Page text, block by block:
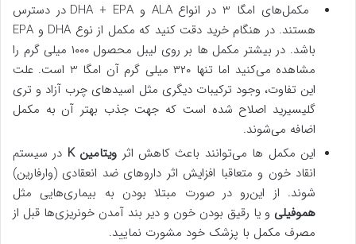
مکمل‌های امگا 3 در انواع ALA و DHA + EPA در دسترس
هستند. در هنگام خرید دقت کنید که مکمل از نوع DHA و EPA
باشد. در بیشتر مکمل ها بر روی لیبل محصول ۱۰۰۰ میلی گرم را
مشاهده می‌کنید اما تنها ۳۲۰ میلی گرم آن امگا 3 است. علت
این تفاوت، وجود ترکیبات دیگری مثل اسیدهای چرب آزاد و تری
گلیسیرید اصلاح شده است که جهت جذب بهتر آن به مکمل
اضافه می‌شوند.
این مکمل ها می‌توانند باعث کاهش اثر ویتامین K
در سیستم
انقاد خون و متعاقبا افزایش اثر داروهای ضد انعقادی (وارفارین)
شوند. از این‌رو در صورت مبتلا بودن به بیماری‌هایی مثل
هموفیلی و یا رقیق بودن خون و دیر بند آمدن خونریزی‌ها قبل از
مصرف مکمل با پزشک خود مشورت نمایید.